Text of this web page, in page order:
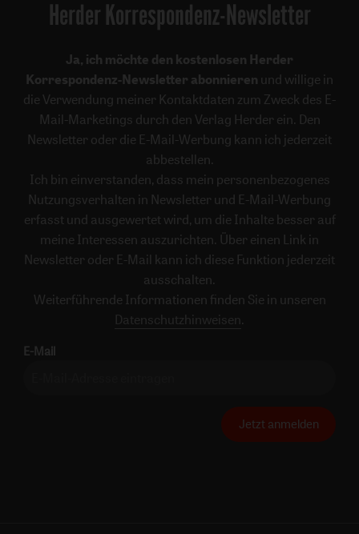
Herder Korrespondenz-Newsletter
Ja, ich möchte den kostenlosen Herder
Korrespondenz-Newsletter abonnieren und willige in
die Verwendung meiner Kontaktdaten zum Zweck des E-
Mail-Marketings durch den Verlag Herder ein. Den
Newsletter oder die E-Mail-Werbung kann ich jederzeit
abbestellen.
Ich bin einverstanden, dass mein personenbezogenes
Nutzungsverhalten in Newsletter und E-Mail-Werbung
erfasst und ausgewertet wird, um die Inhalte besser auf
meine Interessen auszurichten. Über einen Link in
Newsletter oder E-Mail kann ich diese Funktion jederzeit
ausschalten.
Weiterführende Informationen finden Sie in unseren
Datenschutzhinweisen .
E-Mail
Jetzt anmelden